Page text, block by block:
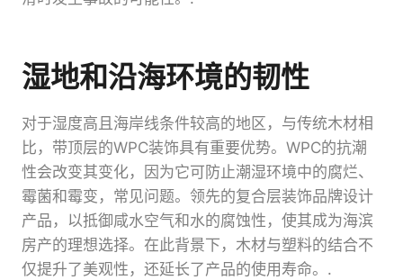
湿地和沿海环境的韧性
对于湿度高且海岸线条件较高的地区，与传统木材相
比，带顶层的WPC装饰具有重要优势。WPC的抗潮
性会改变其变化，因为它可防止潮湿环境中的腐烂、
霉菌和霉变，常见问题。领先的复合层装饰品牌设计
产品，以抵御咸水空气和水的腐蚀性，使其成为海滨
房产的理想选择。在此背景下，木材与塑料的结合不
仅提升了美观性，还延长了产品的使用寿命。.